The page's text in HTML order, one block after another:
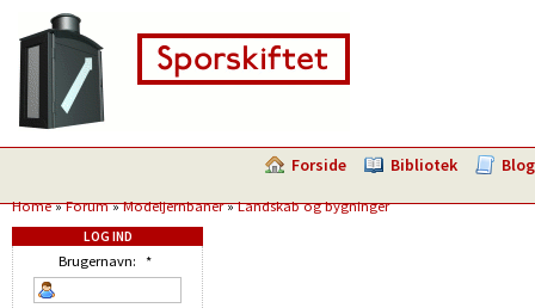
Forside Bibliotek Blog
Home»Forum»Modeljernbaner»Landskab og bygninger
LOG IND
Brugernavn: *